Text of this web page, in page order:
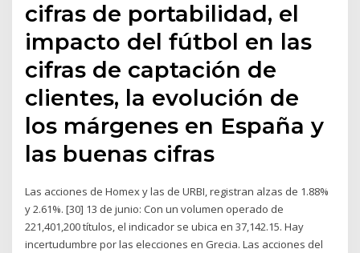
cifras de portabilidad, el
impacto del fútbol en las
cifras de captación de
clientes, la evolución de
los márgenes en España y
las buenas cifras
Las acciones de Homex y las de URBI, registran alzas de 1.88%
y 2.61%. [30] 13 de junio: Con un volumen operado de
221,401,200 títulos, el indicador se ubica en 37,142.15. Hay
incertudumbre por las elecciones en Grecia. Las acciones del